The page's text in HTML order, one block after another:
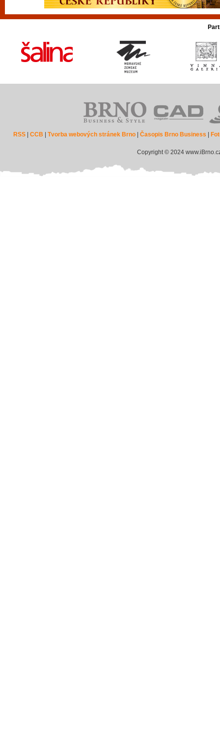
RSS |CCB |Tvorba webových stránek Brno |Časopis Brno Business
Copyright © 2024